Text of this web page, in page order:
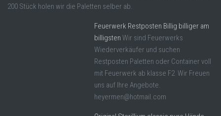
200 Stück holen wir die Paletten selber ab.
Feuerwerk Restposten Billig billiger am
billigsten Wir sind Feuerwerks
Wiederverkäufer und suchen
Restposten Paletten oder Container voll
mit Feuerwerk ab klasse F2 Wir Freuen
uns auf Ihre Angebote.
heyermen@hotmail.com